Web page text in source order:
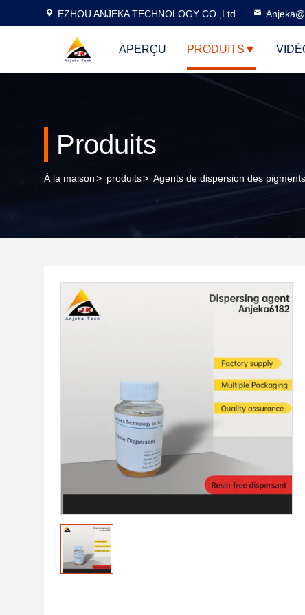
EZHOU ANJEKA TECHNOLOGY CO.,Ltd
APERÇU PRODUITS
Produits
À la maison> produits> Agents de dispersion des pigments